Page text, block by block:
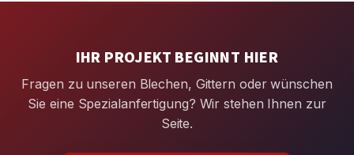
IHR PROJEKT BEGINNT HIER
Fragen zu unseren Blechen, Gittern oder wünschen
Sie eine Spezialanfertigung? Wir stehen Ihnen zur
Seite.